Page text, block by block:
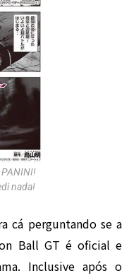
PANINI!
nada!
cá perguntando se a
Ball GT é oficial e
Inclusive após o